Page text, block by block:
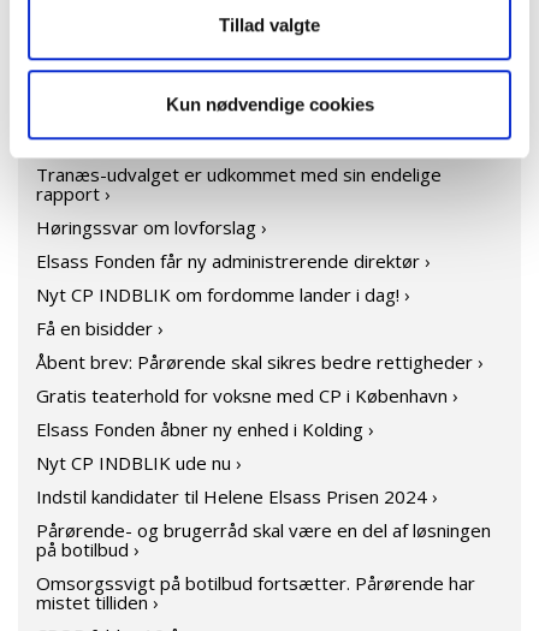
Tillad valgte
Kun nødvendige cookies
Demonstration den 22. maj ›
CP Danmark skriver under på åbent brev til regeringen ›
handicapområdet bekymrer! ›
Emma Lund vinder Helene Elsass Prisen 2024 ›
Tranæs-udvalget er udkommet med sin endelige
rapport ›
Høringssvar om lovforslag ›
Elsass Fonden får ny administrerende direktør ›
Nyt CP INDBLIK om fordomme lander i dag! ›
Få en bisidder ›
Åbent brev: Pårørende skal sikres bedre rettigheder ›
Gratis teaterhold for voksne med CP i København ›
Elsass Fonden åbner ny enhed i Kolding ›
Nyt CP INDBLIK ude nu ›
Indstil kandidater til Helene Elsass Prisen 2024 ›
Pårørende- og brugerråd skal være en del af løsningen
på botilbud ›
Omsorgssvigt på botilbud fortsætter. Pårørende har
mistet tilliden ›